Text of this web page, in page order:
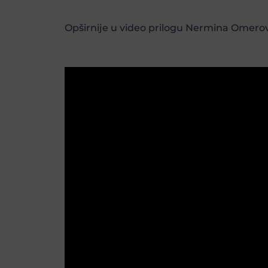
Opširnije u video prilogu Nermina